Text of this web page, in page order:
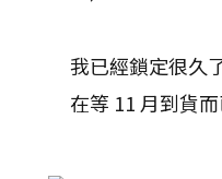
我已經鎖定很久
在等 11 月到貨